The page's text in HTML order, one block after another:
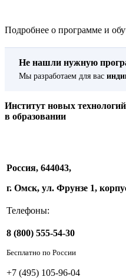
Подробнее о программе и
Не нашли нужную
Мы разработаем для вас
Институт новых технологий
в образовании
Россия, 644043,
г. Омск, ул. Фрунзе 1,
Телефоны:
8 (800) 555-54-30
Бесплатно по России
+7 (495) 105-96-04